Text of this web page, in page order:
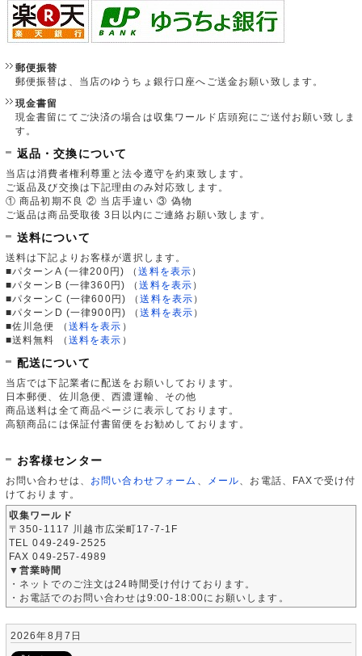
郵便振替
郵便振替は、当店のゆうちょ銀行口座へご送金お願い致します。
現金書留
現金書留にてご決済の場合は収集ワールド店頭宛にご送付お願い致しま
す。
返品・交換について
当店は消費者権利尊重と法令遵守を約束致します。
ご返品及び交換は下記理由のみ対応致します。
① 商品初期不良 ② 当店手違い ③ 偽物
ご返品は商品受取後 3日以内にご連絡お願い致します。
送料について
送料は下記よりお客様が選択します。
■パターンA (一律200円)
（送料を表示 ）
■パターンB (一律360円)
（送料を表示 ）
■パターンC (一律600円)
（送料を表示 ）
■パターンD (一律900円)
（送料を表示 ）
■佐川急便
（ 送料を表示 ）
■送料無料
（ 送料を表示 ）
配送について
当店では下記業者に配送をお願いしております。
日本郵便、佐川急便、西濃運輸、その他
商品送料は全て商品ページに表示しております。
高額商品には保証付書留便をお勧めしております。
お客様センター
お問い合わせは、 お問い合わせフォーム メール 、お電話、FAXで受け付
けております。
収集ワールド
〒350-1117 川越市広栄町17-7-1F
TEL 049-249-2525
FAX 049-257-4989
▼営業時間
・ネットでのご注文は24時間受け付けております。
・お電話でのお問い合わせは9:00-18:00にお願いします。
2026年8月7日